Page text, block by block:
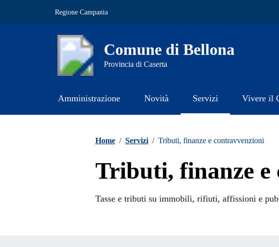
Regione Campania
Comune di Bellona
Provincia di Caserta
Amministrazione Novità Servizi Vivere il
Home / Servizi / Tributi, finanze e contravvenzioni
Tributi, finanze e
Tasse e tributi su immobili, rifiuti, affissioni e